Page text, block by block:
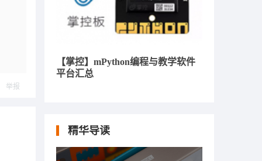
举报
【掌控】mPython编程与教学软件
平台汇总
精华导读